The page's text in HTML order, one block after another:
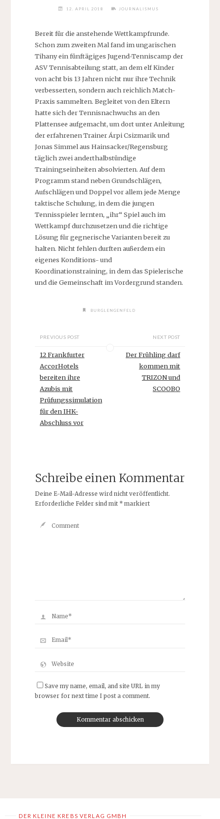
12. APRIL 2018 JOURNALISMUS
Bereit für die anstehende Wettkampfrunde.
Schon zum zweiten Mal fand im ungarischen
Tihany ein fünftägiges Jugend-Tenniscamp der
ASV Tennisabteilung statt, an dem elf Kinder
von acht bis 13 Jahren nicht nur ihre Technik
verbesserten, sondern auch reichlich Match-
Praxis sammelten. Begleitet von den Eltern
hatte sich der Tennisnachwuchs an den
Plattensee aufgemacht, um dort unter Anleitung
der erfahrenen Trainer Árpi Csizmarik und
Jonas Simmel aus Hainsacker/Regensburg
täglich zwei anderthalbstündige
Trainingseinheiten absolvierten. Auf dem
Programm stand neben Grundschlägen,
Aufschlägen und Doppel vor allem jede Menge
taktische Schulung, in dem die jungen
Tennisspieler lernten, „ihr“ Spiel auch im
Wettkampf durchzusetzen und die richtige
Lösung für gegnerische Varianten bereit zu
halten. Nicht fehlen durften außerdem ein
eigenes Konditions- und
Koordinationstraining, in dem das Spielerische
und die Gemeinschaft im Vordergrund standen.
BURGLENGENFELD
PREVIOUS POST
12 Frankfurter
AccorHotels
bereiten ihre
Azubis mit
Prüfungssimulation
für den IHK-
Abschluss vor
NEXT POST
Der Frühling darf
kommen mit
TRIZON und
SCOOBO
Schreibe einen Kommentar
Deine E-Mail-Adresse wird nicht veröffentlicht.
Erforderliche Felder sind mit *markiert
Save my name, email, and site URL in my
browser for next time I post a comment.
DER KLEINE KREBS VERLAG GMBH